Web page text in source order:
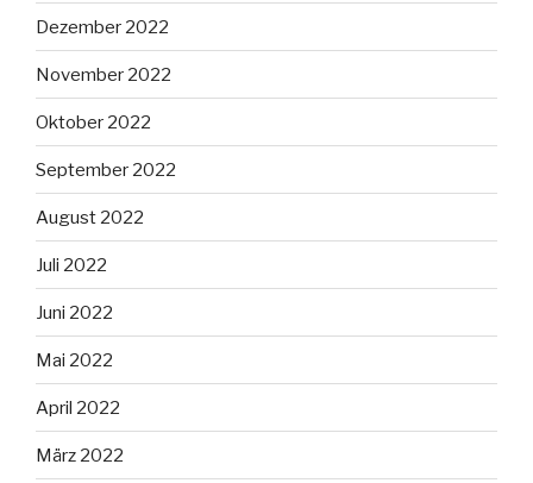
Dezember 2022
November 2022
Oktober 2022
September 2022
August 2022
Juli 2022
Juni 2022
Mai 2022
April 2022
März 2022